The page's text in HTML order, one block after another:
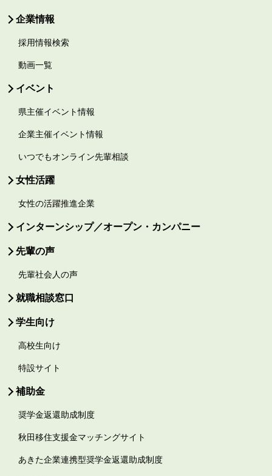
企業情報
採用情報検索
動画一覧
イベント
県主催イベント情報
企業主催イベント情報
いつでもオンライン先輩相談
女性活躍
女性の活躍推進企業
インターンシップ／オープン・カンパニー
先輩の声
先輩社会人の声
就職相談窓口
学生向け
高校生向け
特設サイト
補助金
奨学金返還助成制度
秋田移住支援金マッチングサイト
あきた企業連携型奨学金返還助成制度